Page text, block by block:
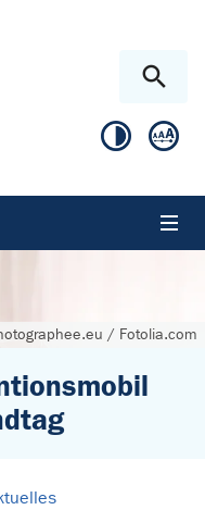
/ Fotolia.com